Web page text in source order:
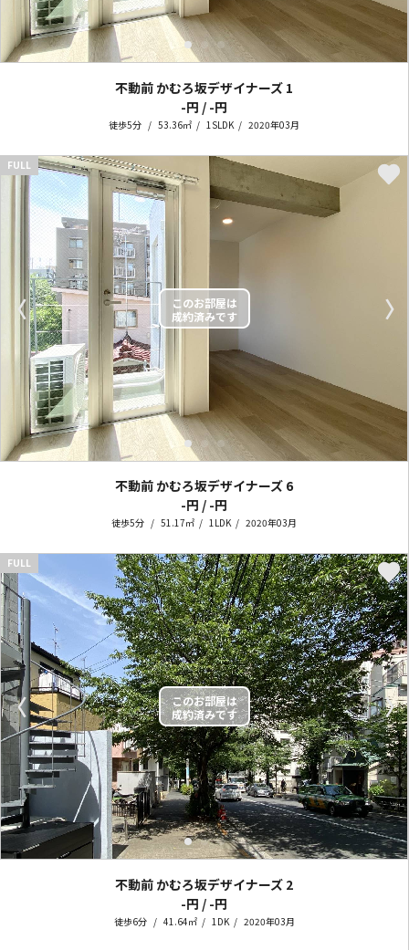
不動前 かむろ坂デザイナーズ 1
-円 / -円
徒歩5分 53.36㎡ 1SLDK 2020年03月
〈 〉
FULL
不動前 かむろ坂デザイナーズ 6
-円 / -円
徒歩5分 51.17㎡ 1LDK 2020年03月
〈 〉
FULL
不動前 かむろ坂デザイナーズ 2
-円 / -円
徒歩6分 41.64㎡ 1DK 2020年03月